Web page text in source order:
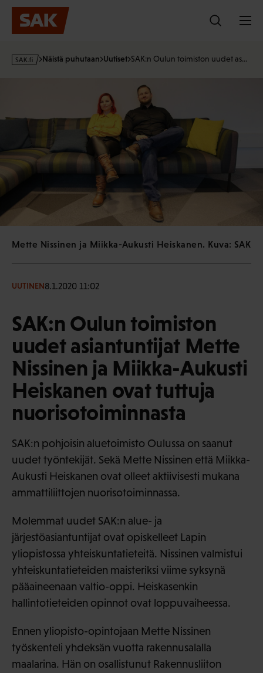
Hyppää
sisältöön
s
i
Näistä puhutaan Uutiset SAK:n Oulun toimiston uudet as…
Mette Nissinen ja Miikka-Aukusti Heiskanen. Kuva: SAK
UUTINEN8.1.2020 11:02
SAK:n Oulun toimiston
uudet asiantuntijat Mette
Nissinen ja Miikka-Aukusti
Heiskanen ovat tuttuja
nuorisotoiminnasta
SAK:n pohjoisin aluetoimisto Oulussa on saanut
uudet työntekijät. Sekä Mette Nissinen että Miikka-
Aukusti Heiskanen ovat olleet aktiivisesti mukana
ammattiliittojen nuorisotoiminnassa.
Molemmat uudet SAK:n alue- ja
järjestöasiantuntijat ovat opiskelleet Lapin
yliopistossa yhteiskuntatieteitä. Nissinen valmistui
yhteiskuntatieteiden maisteriksi viime syksynä
pääaineenaan valtio-oppi. Heiskasenkin
hallintotieteiden opinnot ovat loppuvaiheessa.
Ennen yliopisto-opintojaan Mette Nissinen
työskenteli yhdeksän vuotta rakennusalalla
maalarina. Hän on osallistunut Rakennusliiton